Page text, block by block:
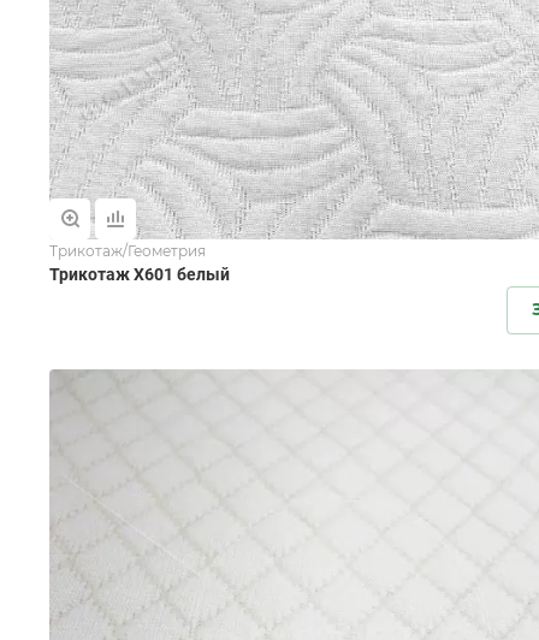
Трикотаж/Геометрия
Трикотаж X601 белый